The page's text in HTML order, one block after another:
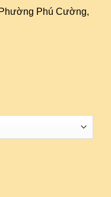
Phú Cường,